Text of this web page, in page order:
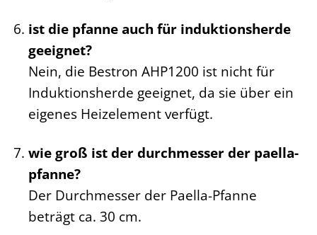
ist die pfanne auch für induktionsherde
geeignet?
Nein, die Bestron AHP1200 ist nicht für
Induktionsherde geeignet, da sie über ein
eigenes Heizelement verfügt.
wie groß ist der durchmesser der paella-
pfanne?
Der Durchmesser der Paella-Pfanne
beträgt ca. 30 cm.